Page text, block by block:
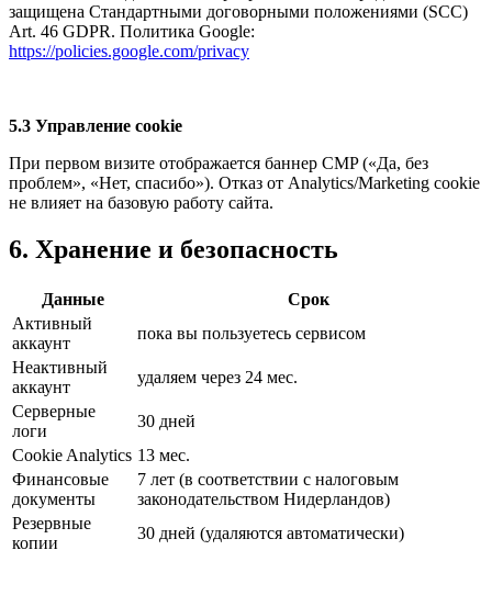
защищена Стандартными договорными положениями (SCC)
Art. 46 GDPR. Политика Google:
https://policies.google.com/privacy
5.3 Управление cookie
При первом визите отображается баннер CMP («Да, без
проблем», «Нет, спасибо»). Отказ от Analytics/Marketing cookie
не влияет на базовую работу сайта.
6. Хранение и безопасность
Данные
Срок
Активный
аккаунт
пока вы пользуетесь сервисом
Неактивный
аккаунт
удаляем через 24 мес.
Серверные
логи
30 дней
Cookie Analytics 13 мес.
Финансовые
документы
7 лет (в соответствии с налоговым
законодательством Нидерландов)
Резервные
копии
30 дней (удаляются автоматически)